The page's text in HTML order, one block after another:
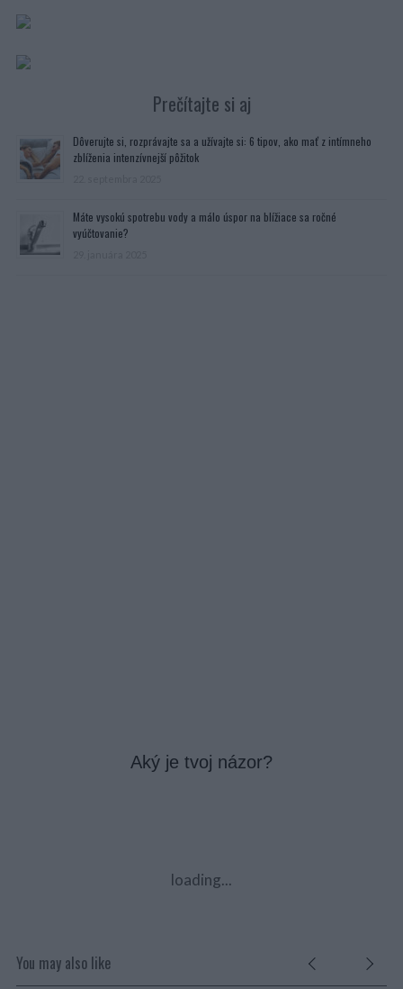
Prečítajte si aj
Dôverujte si, rozprávajte sa a užívajte si: 6 tipov, ako mať z intímneho
zblíženia intenzívnejší pôžitok
Máte vysokú spotrebu vody a málo úspor na blížiace sa ročné
vyúčtovanie?
Aký je tvoj názor?
loading...
You may also like